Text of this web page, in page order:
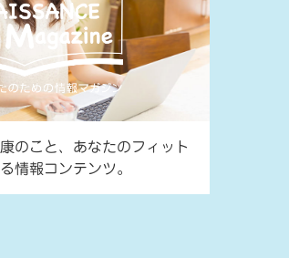
のこと、あなたのフィット
情報コンテンツ。